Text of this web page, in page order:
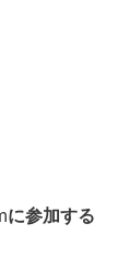
に参加する